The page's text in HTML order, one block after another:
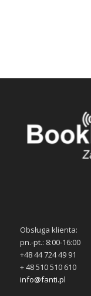
Obsługa klienta:
pn.-pt.: 8:00-16:00
+48 44 724 49 91
+ 48 510 510 610
info@fanti.pl